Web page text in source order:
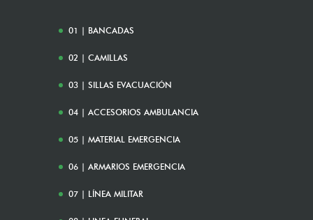
01 | BANCADAS
02 | CAMILLAS
03 | SILLAS EVACUACIÓN
04 | ACCESORIOS AMBULANCIA
05 | MATERIAL EMERGENCIA
06 | ARMARIOS EMERGENCIA
07 | LÍNEA MILITAR